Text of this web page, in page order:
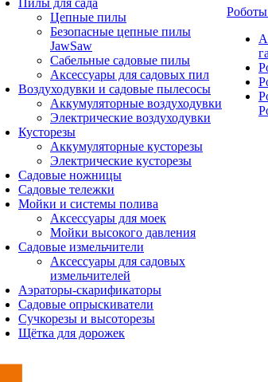
Пилы для сада
Цепные пилы
Безопасные цепные пилы
JawSaw
Сабельные садовые пилы
Аксессуары для садовых пил
Воздуходувки и садовые пылесосы
Аккумуляторные воздуходувки
Электрические воздуходувки
Кусторезы
Аккумуляторные кусторезы
Электрические кусторезы
Садовые ножницы
Садовые тележки
Мойки и системы полива
Аксессуары для моек
Мойки высокого давления
Садовые измельчители
Аксессуары для садовых
измельчителей
Аэраторы-скарификаторы
Садовые опрыскиватели
Сучкорезы и высоторезы
Щётка для дорожек
Роботы